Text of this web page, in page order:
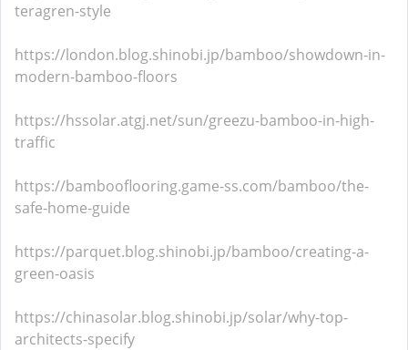
teragren-style
https://london.blog.shinobi.jp/bamboo/showdown-in-
modern-bamboo-floors
https://hssolar.atgj.net/sun/greezu-bamboo-in-high-
traffic
https://bambooflooring.game-ss.com/bamboo/the-
safe-home-guide
https://parquet.blog.shinobi.jp/bamboo/creating-a-
green-oasis
https://chinasolar.blog.shinobi.jp/solar/why-top-
architects-specify